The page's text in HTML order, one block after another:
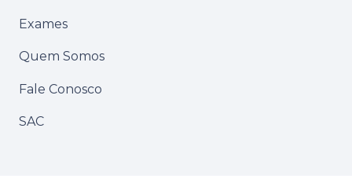
Exames
Quem Somos
Fale Conosco
SAC